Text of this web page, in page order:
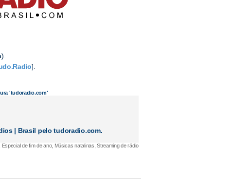
].
'tudoradio.com'
| Brasil pelo tudoradio.com.
de fim de ano, Músicas natalinas, Streaming de rádio